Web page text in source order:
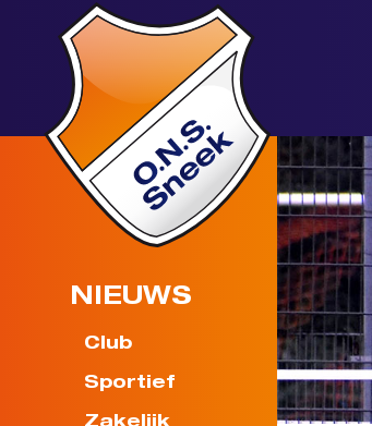
NIEUWS
Club
Sportief